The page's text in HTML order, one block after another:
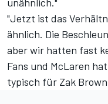
"Jetzt ist das
ähnlich. Die
aber wir hatten fast
Fans und McLaren
typisch für Zak